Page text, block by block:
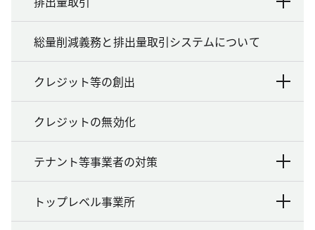
総量削減義務と排出量取引システムについて
クレジット等の創出
クレジットの無効化
テナント等事業者の対策
トップレベル事業所